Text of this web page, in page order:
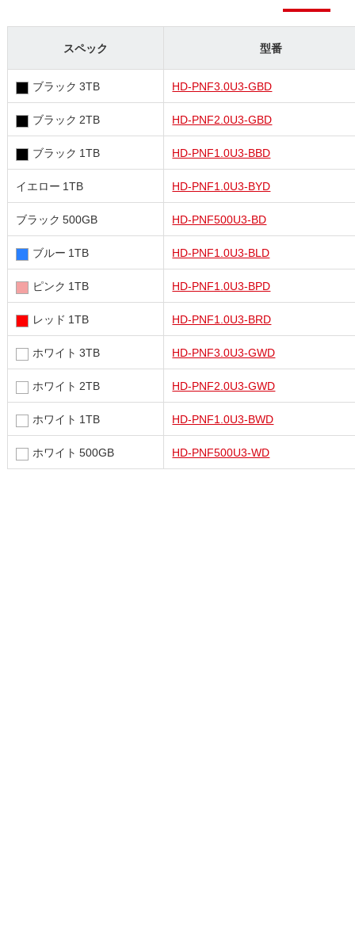
スペック 型番
ブラック 3TB HD-PNF3.0U3-GBD
ブラック 2TB HD-PNF2.0U3-GBD
ブラック 1TB HD-PNF1.0U3-BBD
イエロー 1TB HD-PNF1.0U3-BYD
ブラック 500GB HD-PNF500U3-BD
ブルー 1TB HD-PNF1.0U3-BLD
ピンク 1TB HD-PNF1.0U3-BPD
レッド 1TB HD-PNF1.0U3-BRD
ホワイト 3TB HD-PNF3.0U3-GWD
ホワイト 2TB HD-PNF2.0U3-GWD
ホワイト 1TB HD-PNF1.0U3-BWD
ホワイト 500GB HD-PNF500U3-WD